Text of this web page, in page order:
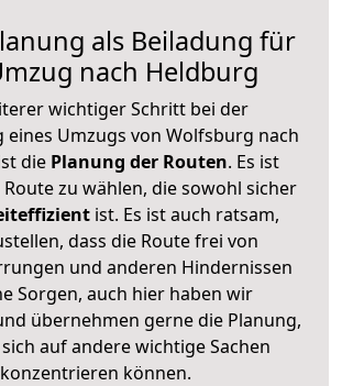
als Beiladung für
nach Heldburg
wichtiger Schritt bei der
Umzugs von Wolfsburg nach
diePlanung der Routen. Es ist
zu wählen, die sowohl sicher
ist. Es ist auch ratsam,
dass die Route frei von
und anderen Hindernissen
Sorgen, auch hier haben wir
übernehmen gerne die Planung,
auf andere wichtige Sachen
konzentrieren können.